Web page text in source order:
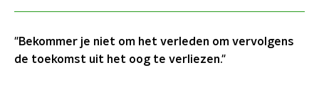
"Bekommer je niet om het verleden om vervolgens
de toekomst uit het oog te verliezen."